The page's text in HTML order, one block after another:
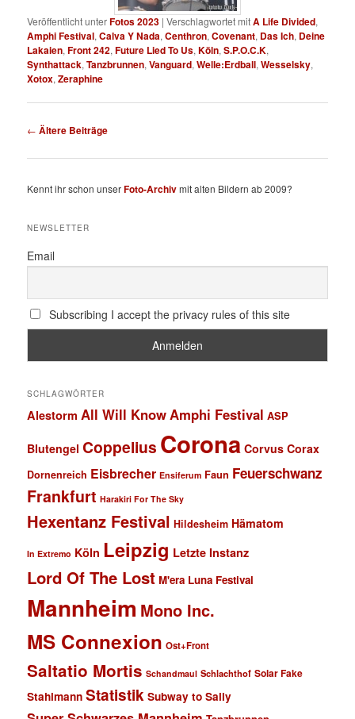
Veröffentlicht unterFotos 2023 |Verschlagwortet mitA Life Divided,
Amphi Festival,Calva Y Nada,Centhron,Covenant, Das Ich, Deine
Lakaien,Front 242,Future Lied To Us,Köln,S.P.O.C.K,
Synthattack,Tanzbrunnen,Vanguard,Welle:Erdball,Wesselsky,
Xotox,Zeraphine
Beitragsnavigation
← Ältere Beiträge
Kennt ihr schon unserFoto-Archivmit alten Bildern ab 2009?
NEWSLETTER
Email
Subscribing I accept the privacy rules of this site
SCHLAGWÖRTER
Alestorm All Will Know Amphi Festival ASP
Blutengel Coppelius Corona Corvus Corax
Dornenreich Eisbrecher Ensiferum Faun Feuerschwanz
Frankfurt Harakiri For The Sky
Hexentanz Festival Hildesheim Hämatom
In Extremo Köln Leipzig Letzte Instanz
Lord Of The Lost M'era Luna Festival
Mannheim Mono Inc.
MS Connexion Ost+Front
Saltatio Mortis Schandmaul Schlachthof Solar Fake
Stahlmann Statistik Subway to Sally